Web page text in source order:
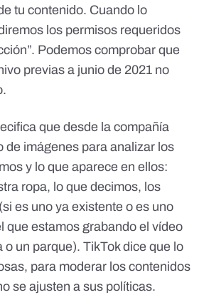
tu contenido. Cuando lo
los permisos requeridos
Podemos comprobar que
previas a junio de 2021 no
que desde la compañía
de imágenes para analizar los
y lo que aparece en ellos:
ropa, lo que decimos, los
es uno ya existente o es uno
que estamos grabando el vídeo
o un parque). TikTok dice que lo
para moderar los contenidos
se ajusten a sus políticas.